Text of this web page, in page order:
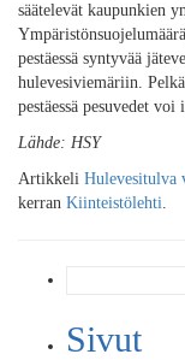
säätelevät kaupunkien
pestäessä syntyvää
hulevesiviemäriin.
pestäessä pesuvedet
Lähde: HSY
Artikkeli Hulevesitulva
kerran Kiinteistölehti.
Sivut